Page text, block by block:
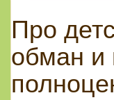
Про
обман и